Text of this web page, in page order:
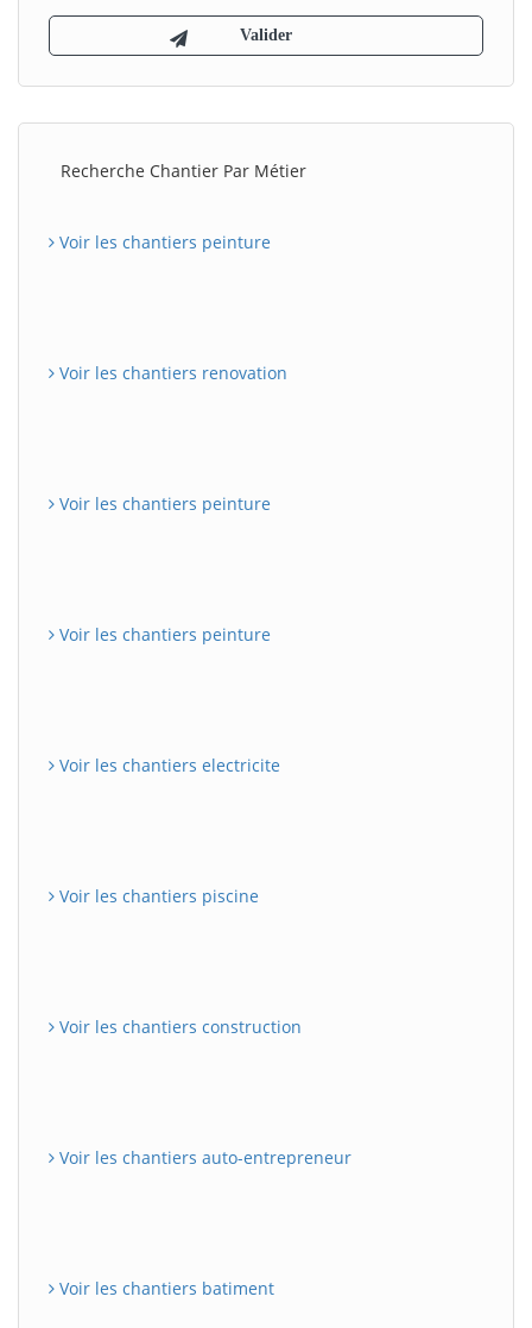
Recherche Chantier Par Métier
Voir les chantiers peinture
Voir les chantiers renovation
Voir les chantiers peinture
Voir les chantiers peinture
Voir les chantiers electricite
Voir les chantiers piscine
Voir les chantiers construction
Voir les chantiers auto-entrepreneur
Voir les chantiers batiment